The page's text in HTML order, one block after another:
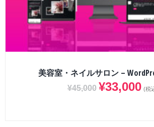
美容室・ネイルサロン –
¥45,000 ¥33,000 (税